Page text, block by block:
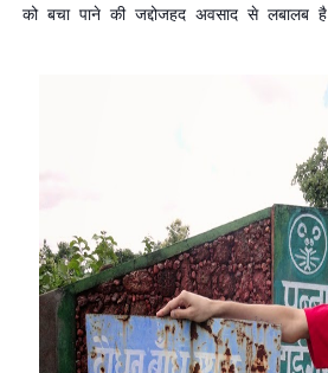
को बचा पाने की जद्दोजहद अवसाद से लबालब है